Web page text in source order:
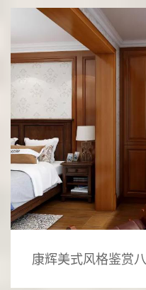
康辉美式风格鉴赏八